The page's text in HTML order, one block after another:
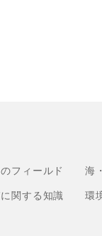
フィールド 海
関する知識 環